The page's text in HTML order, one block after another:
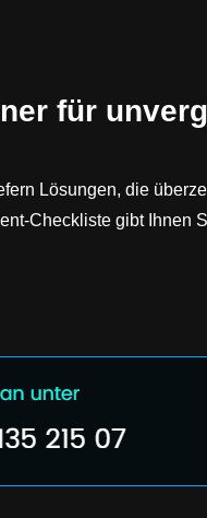
für
Lösungen, die
Checkliste gibt